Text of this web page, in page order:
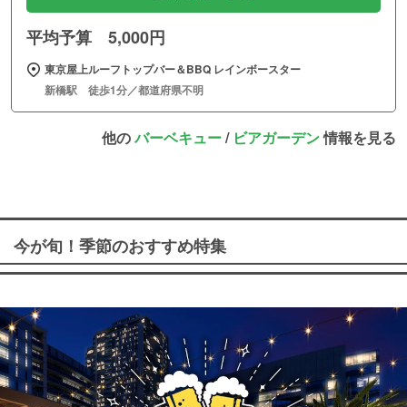
平均予算 5,000円
東京屋上ルーフトップバー＆BBQ レインボースター
新橋駅 徒歩1分／都道府県不明
他のバーベキュー/ ビアガーデン情報を見る
今が旬！季節のおすすめ特集